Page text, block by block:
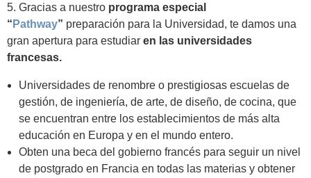
5. Gracias a nuestro programa especial
“ Pathway” preparación para la Universidad, te damos una
gran apertura para estudiar en las universidades
francesas.
Universidades de renombre o prestigiosas escuelas de
gestión, de ingeniería, de arte, de diseño, de cocina, que
se encuentran entre los establecimientos de más alta
educación en Europa y en el mundo entero.
Obten una beca del gobierno francés para seguir un nivel
de postgrado en Francia en todas las materias y obtener